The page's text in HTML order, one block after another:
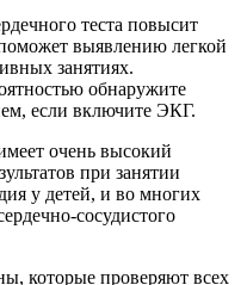
теста повысит
выявлению легкой
занятиях.
обнаружите
если включите ЭКГ.
очень высокий
при занятии
у детей, и во многих
сосудистого
которые проверяют всех